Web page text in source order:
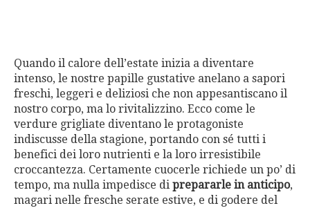
Quando il calore dell’estate inizia a diventare
intenso, le nostre papille gustative anelano a sapori
freschi, leggeri e deliziosi che non appesantiscano il
nostro corpo, ma lo rivitalizzino. Ecco come le
verdure grigliate diventano le protagoniste
indiscusse della stagione, portando con sé tutti i
benefici dei loro nutrienti e la loro irresistibile
croccantezza. Certamente cuocerle richiede un po’ di
tempo, ma nulla impedisce di prepararle in anticipo,
magari nelle fresche serate estive, e di godere del